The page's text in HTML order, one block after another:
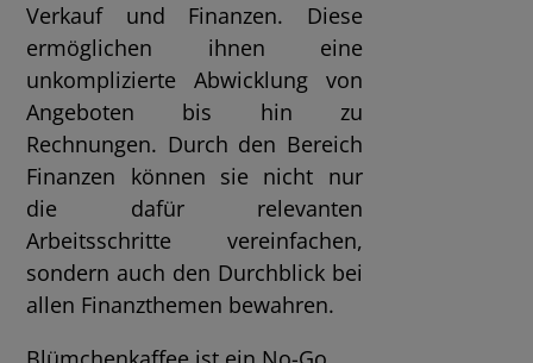
Verkauf und Finanzen. Diese
ermöglichen ihnen eine
unkomplizierte Abwicklung von
Angeboten bis hin zu
Rechnungen. Durch den Bereich
Finanzen können sie nicht nur
die dafür relevanten
Arbeitsschritte vereinfachen,
sondern auch den Durchblick bei
allen Finanzthemen bewahren.